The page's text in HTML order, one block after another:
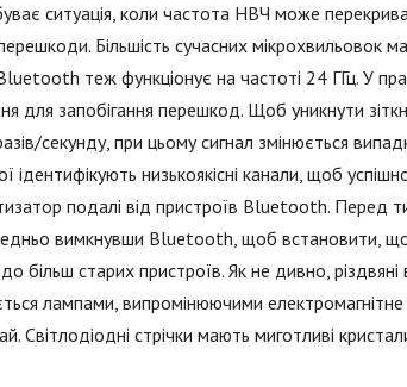
ситуація, коли частота НВЧ може
Більшість сучасних мікрохвильовок
теж функціонує на частоті 24 ГГц. У
для запобігання перешкод. Щоб уникнути
секунду, при цьому сигнал змінюється
ідентифікують низькоякісні канали, щоб
подалі від пристроїв Bluetooth. Перед
вимкнувши Bluetooth, щоб встановити, що
старих пристроїв. Як не дивно,
лампами, випромінюючими
стрічки мають миготливі